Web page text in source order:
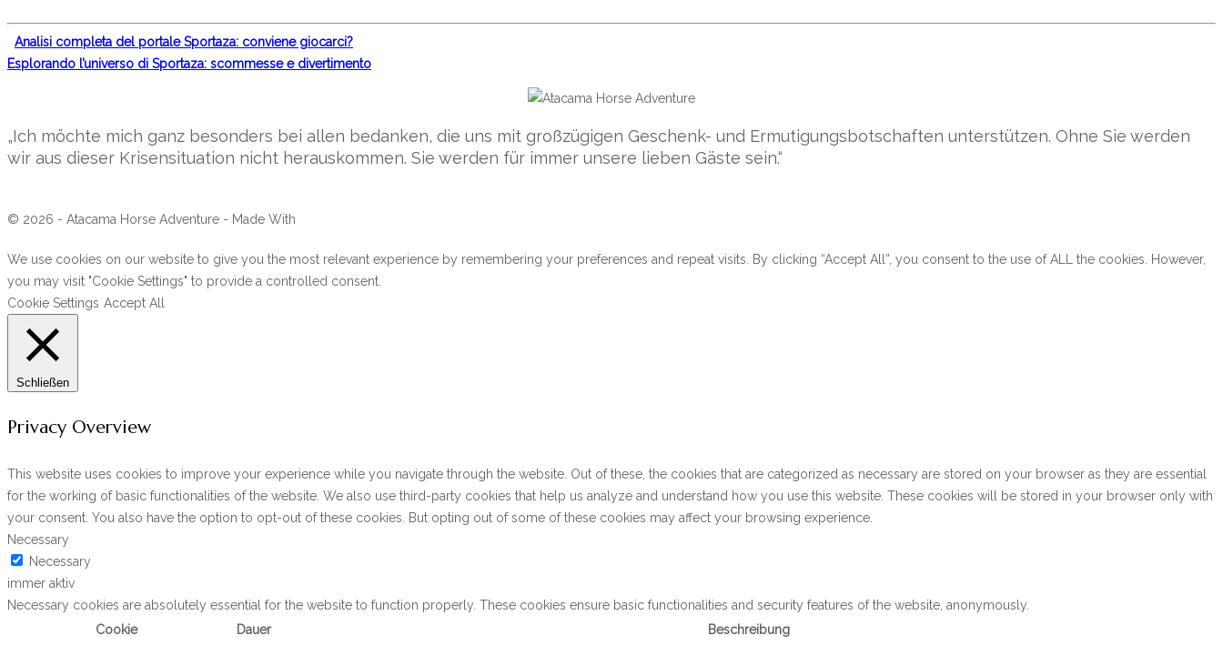
Analisi completa del portale Sportaza: conviene giocarci?
Esplorando l’universo di Sportaza: scommesse e divertimento
„Ich möchte mich ganz besonders bei allen bedanken, die uns mit großzügigen Geschenk- und Ermutigungsbotschaften unterstützen. Ohne Sie werden
wir aus dieser Krisensituation nicht herauskommen. Sie werden für immer unsere lieben Gäste sein.“
© 2026 - Atacama Horse Adventure - Made With
We use cookies on our website to give you the most relevant experience by remembering your preferences and repeat visits. By clicking “Accept All”, you consent to the use of ALL the cookies. However,
you may visit "Cookie Settings" to provide a controlled consent.
Cookie Settings Accept All
Schließen
Privacy Overview
This website uses cookies to improve your experience while you navigate through the website. Out of these, the cookies that are categorized as necessary are stored on your browser as they are essential
for the working of basic functionalities of the website. We also use third-party cookies that help us analyze and understand how you use this website. These cookies will be stored in your browser only with
your consent. You also have the option to opt-out of these cookies. But opting out of some of these cookies may affect your browsing experience.
Necessary
Necessary
immer aktiv
Necessary cookies are absolutely essential for the website to function properly. These cookies ensure basic functionalities and security features of the website, anonymously.
Cookie
Dauer Beschreibung